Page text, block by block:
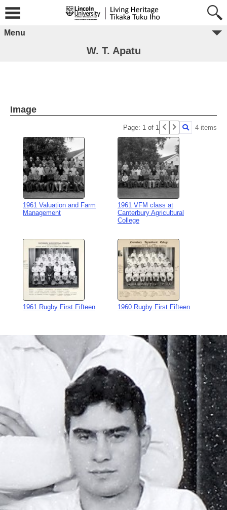
Menu
W. T. Apatu
Image
Page: 1 of 1 4 items
1961 Valuation and Farm
Management
1961 VFM class at
Canterbury Agricultural
College
1961 Rugby First Fifteen 1960 Rugby First Fifteen